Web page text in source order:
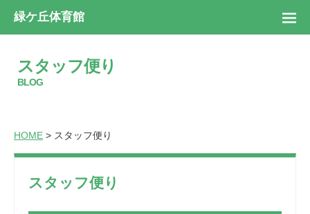
緑ケ丘体育館
スタッフ便り
BLOG
HOME > スタッフ便り
スタッフ便り